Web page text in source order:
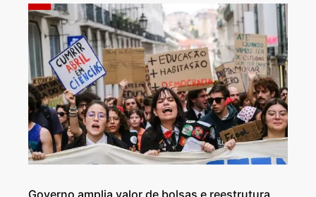
Governo amplia valor de bolsas e reestrutura